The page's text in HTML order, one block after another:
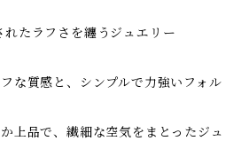
たラフさを纏うジュエリー
な質感と、シンプルで力強いフォル
上品で、繊細な空気をまとったジュ